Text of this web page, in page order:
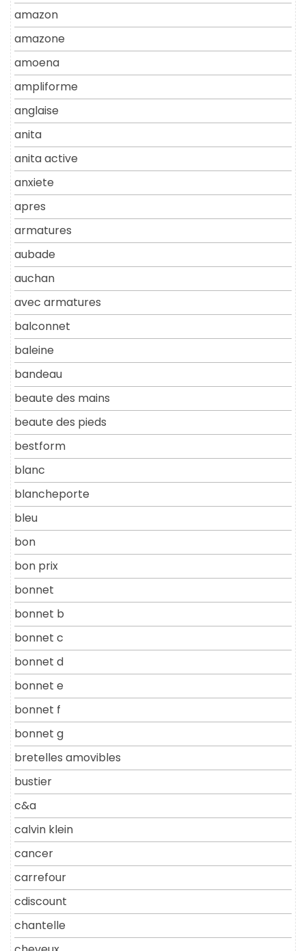
amazon
amazone
amoena
ampliforme
anglaise
anita
anita active
anxiete
apres
armatures
aubade
auchan
avec armatures
balconnet
baleine
bandeau
beaute des mains
beaute des pieds
bestform
blanc
blancheporte
bleu
bon
bon prix
bonnet
bonnet b
bonnet c
bonnet d
bonnet e
bonnet f
bonnet g
bretelles amovibles
bustier
c&a
calvin klein
cancer
carrefour
cdiscount
chantelle